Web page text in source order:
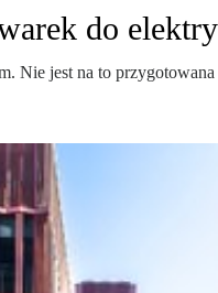
do
Nie jest na to przygotowana